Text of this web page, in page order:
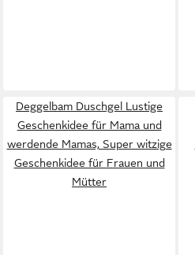
Deggelbam Duschgel Lustige
Geschenkidee für Mama und
werdende Mamas, Super witzige
Geschenkidee für Frauen und
Mütter